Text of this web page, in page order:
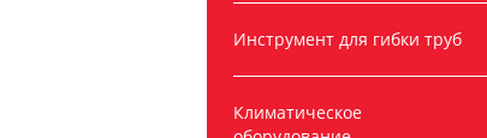
Инструмент для гибки труб
Климатическое